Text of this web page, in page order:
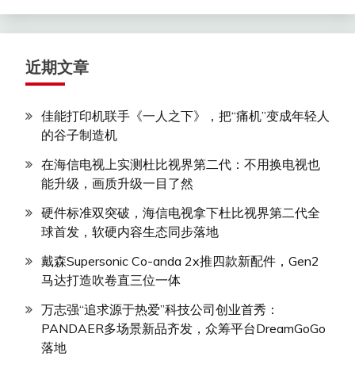
近期文章
佳能打印机联手《一人之下》，把“痛机”变成年轻人
的谷子制造机
在海信电视上实测杜比视界第二代：不用换电视也
能升级，画质升级一目了然
硬件标准双突破，海信电视拿下杜比视界第二代全
球首发，软硬内容生态同步落地
戴森Supersonic Co-anda 2x推四款新配件，Gen2
马达打造吹卷直三位一体
万志强“追求源于热爱”科技公司创业首秀：
PANDAER多场景新品齐发，众筹平台DreamGoGo
落地